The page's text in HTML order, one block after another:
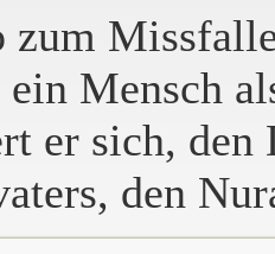
zum
Mensch
er sich, den
den